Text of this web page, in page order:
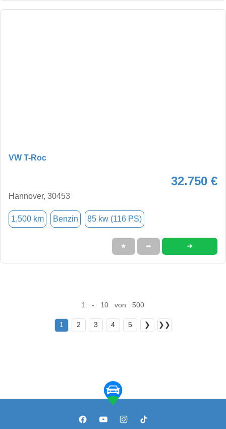
VW T-Roc
32.750 €
Hannover, 30453
1.500 km Benzin 85 kw (116 PS)
★ ➦ ➜
1 - 10 von 500
1 2 3 4 5 ❯ ❯❯